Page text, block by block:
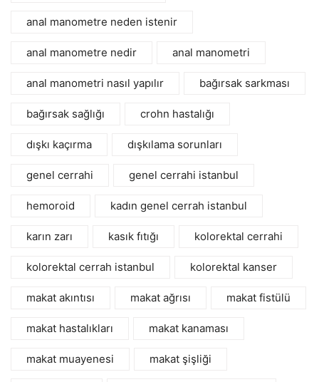
anal manometre neden istenir
anal manometre nedir anal manometri
anal manometri nasıl yapılır bağırsak sarkması
bağırsak sağlığı crohn hastalığı
dışkı kaçırma dışkılama sorunları
genel cerrahi genel cerrahi istanbul
hemoroid kadın genel cerrah istanbul
karın zarı kasık fıtığı kolorektal cerrahi
kolorektal cerrah istanbul kolorektal kanser
makat akıntısı makat ağrısı makat fistülü
makat hastalıkları makat kanaması
makat muayenesi makat şişliği